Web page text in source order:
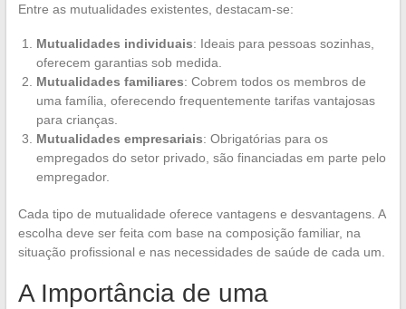
Entre as mutualidades existentes, destacam-se:
Mutualidades individuais: Ideais para pessoas sozinhas,
oferecem garantias sob medida.
Mutualidades familiares: Cobrem todos os membros de
uma família, oferecendo frequentemente tarifas vantajosas
para crianças.
Mutualidades empresariais: Obrigatórias para os
empregados do setor privado, são financiadas em parte pelo
empregador.
Cada tipo de mutualidade oferece vantagens e desvantagens. A
escolha deve ser feita com base na composição familiar, na
situação profissional e nas necessidades de saúde de cada um.
A Importância de uma